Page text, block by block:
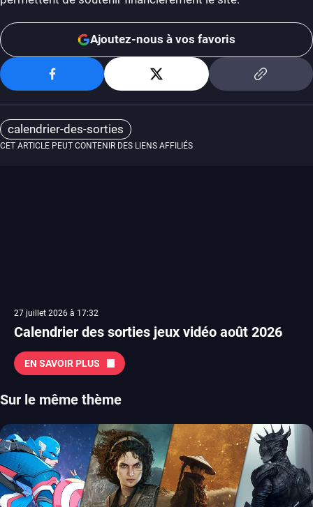
Ajoutez-nous à vos favoris
calendrier-des-sorties
CET ARTICLE PEUT CONTENIR DES LIENS AFFILIÉS
27 juillet 2026 à 17:32
Calendrier des sorties jeux vidéo août 2026
EN SAVOIR PLUS
Sur le même thème